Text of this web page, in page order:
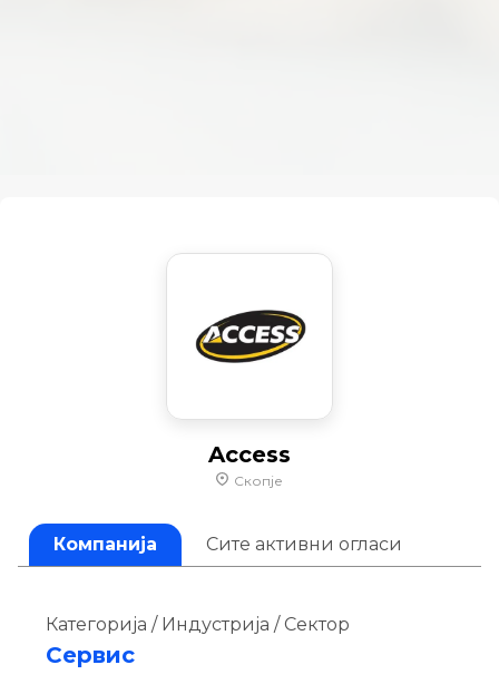
Access
Скопје
Компанија Сите активни огласи
Категорија / Индустрија / Сектор
Сервис